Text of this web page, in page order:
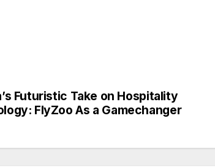
Futuristic Take on Hospitality
FlyZoo As a Gamechanger